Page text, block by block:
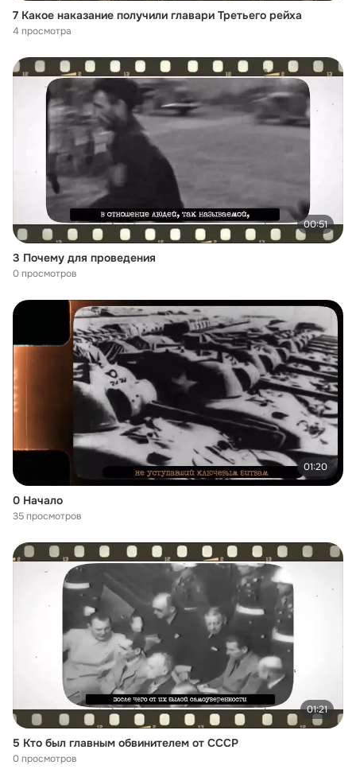
7 Какое наказание получили главари Третьего рейха
4 просмотра
00:51
3 Почему для проведения
0 просмотров
01:20
0 Начало
35 просмотров
01:21
5 Кто был главным обвинителем от СССР
0 просмотров